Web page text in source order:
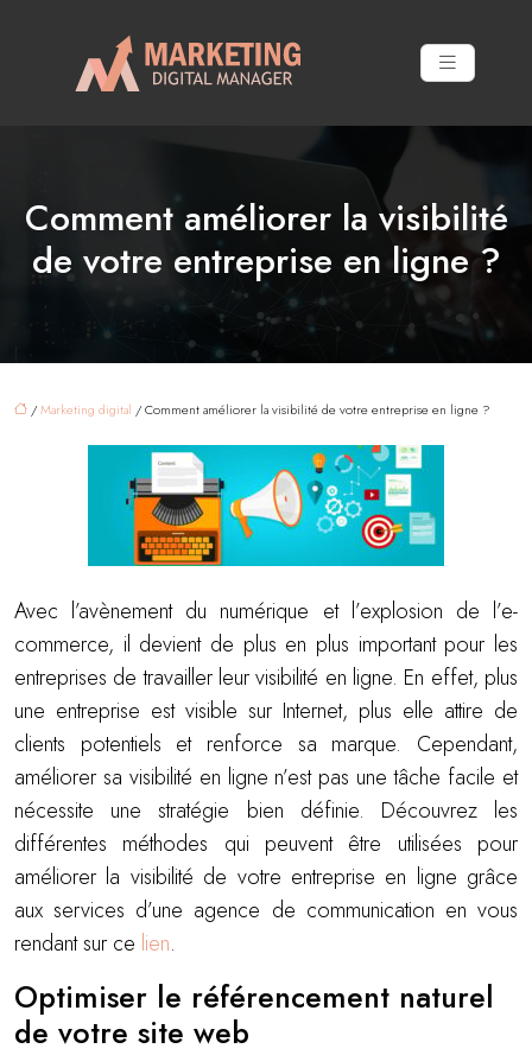
Comment améliorer la visibilité
de votre entreprise en ligne ?
/Marketing digital / Comment améliorer la visibilité de votre entreprise en ligne ?
Avec l’avènement du numérique et l’explosion de l’e-
commerce, il devient de plus en plus important pour les
entreprises de travailler leur visibilité en ligne. En effet, plus
une entreprise est visible sur Internet, plus elle attire de
clients potentiels et renforce sa marque. Cependant,
améliorer sa visibilité en ligne n’est pas une tâche facile et
nécessite une stratégie bien définie. Découvrez les
différentes méthodes qui peuvent être utilisées pour
améliorer la visibilité de votre entreprise en ligne grâce
aux services d’une agence de communication en vous
rendant sur ce lien.
Optimiser le référencement naturel
de votre site web